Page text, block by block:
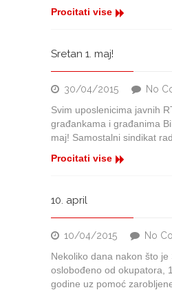
Procitati vise
Sretan 1. maj!
30/04/2015 No
Svim uposlenicima javnih
građankama i građanima
maj! Samostalni sindikat
Procitati vise
10. april
10/04/2015 No
Nekoliko dana nakon što je
oslobođeno od okupatora,
godine uz pomoć